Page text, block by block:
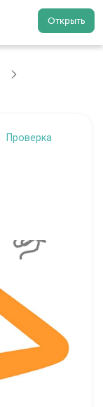
Открыть
Регистрация
Проверка